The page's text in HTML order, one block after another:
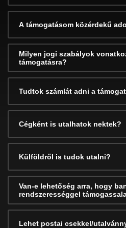
A támogatásom közérdekű
Milyen jogi szabályok
támogatásra?
Tudtok számlát adni a
Cégként is utalhatok nektek?
Külföldről is tudok utalni?
Van-e lehetőség arra, hogy
rendszerességgel
Lehet postai csekkel/